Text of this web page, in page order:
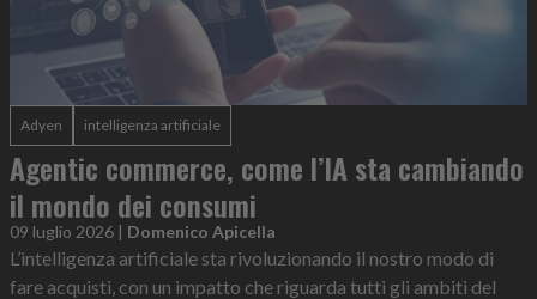
Adyen intelligenza artificiale
Agentic commerce, come l’IA sta cambiando
il mondo dei consumi
09 luglio 2026 | Domenico Apicella
L’intelligenza artificiale sta rivoluzionando il nostro modo di
fare acquisti, con un impatto che riguarda tutti gli ambiti del